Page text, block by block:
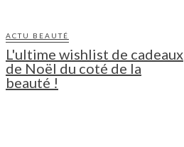
ACTU BEAUTÉ
L'ultime wishlist de cadeaux
de Noël du coté de la
beauté !